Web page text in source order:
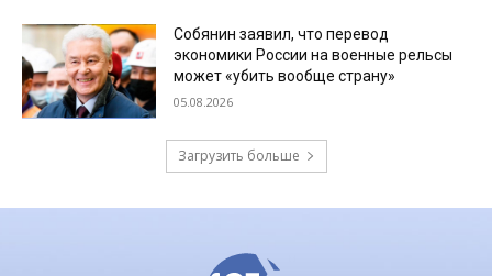
Собянин заявил, что перевод
экономики России на военные рельсы
может «убить вообще страну»
05.08.2026
Загрузить больше